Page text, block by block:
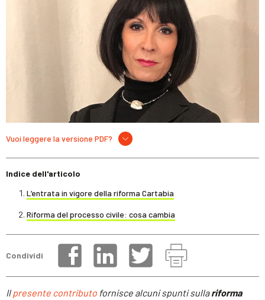
Vuoi leggere la versione PDF?
Indice dell'articolo
L’entrata in vigore della riforma Cartabia
Riforma del processo civile: cosa cambia
Condividi
Ilpresente contributo fornisce alcuni spunti sullariforma